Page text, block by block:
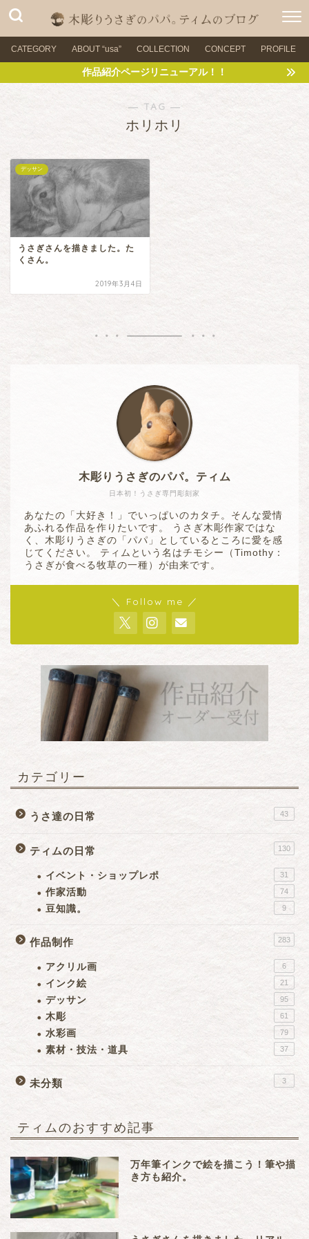
CATEGORY ABOUT “usa” COLLECTION CONCEPT PROFILE
作品紹介ページリニューアル！！
― TAG ―
ホリホリ
デッサン
うさぎさんを描きました。た
くさん。
2019年3月4日
日本初！うさぎ専門彫刻家
木彫りうさぎのパパ。ティム
あなたの「大好き！」でいっぱいのカタチ。そんな愛情
あふれる作品を作りたいです。 うさぎ木彫作家ではな
く、木彫りうさぎの「パパ」としているところに愛を感
じてください。 ティムという名はチモシー（Timothy：
うさぎが食べる牧草の一種）が由来です。
＼ Follow me ／
カテゴリー
うさ達の日常 43
ティムの日常 130
イベント・ショップレポ 31
作家活動 74
豆知識。 9
作品制作 283
アクリル画 6
インク絵 21
デッサン 95
木彫 61
水彩画 79
素材・技法・道具 37
未分類 3
ティムのおすすめ記事
万年筆インクで絵を描こう！筆や描
き方も紹介。